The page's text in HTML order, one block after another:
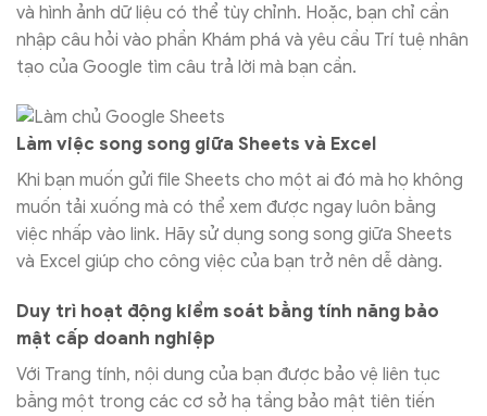
và hình ảnh dữ liệu có thể tùy chỉnh. Hoặc, bạn chỉ cần
nhập câu hỏi vào phần Khám phá và yêu cầu Trí tuệ nhân
tạo của Google tìm câu trả lời mà bạn cần.
Làm việc song song giữa Sheets và Excel
Khi bạn muốn gửi file Sheets cho một ai đó mà họ không
muốn tải xuống mà có thể xem được ngay luôn bằng
việc nhấp vào link. Hãy sử dụng song song giữa Sheets
và Excel giúp cho công việc của bạn trở nên dễ dàng.
Duy trì hoạt động kiểm soát bằng tính năng bảo
mật cấp doanh nghiệp
Với Trang tính, nội dung của bạn được bảo vệ liên tục
bằng một trong các cơ sở hạ tầng bảo mật tiên tiến